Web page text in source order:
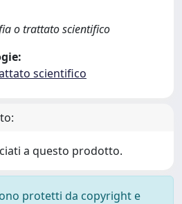
o trattato scientifico
scientifico
a questo prodotto.
protetti da copyright e